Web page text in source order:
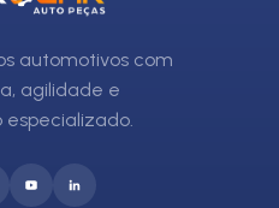
automotivos com
agilidade e